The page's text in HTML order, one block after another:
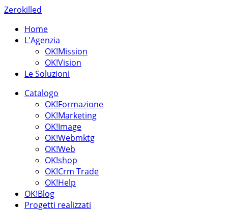
Zerokilled
Home
L'Agenzia
OK!Mission
OK!Vision
Le Soluzioni
Catalogo
OK!Formazione
OK!Marketing
OK!Image
OK!Webmktg
OK!Web
OK!shop
OK!Crm Trade
OK!Help
OK!Blog
Progetti realizzati